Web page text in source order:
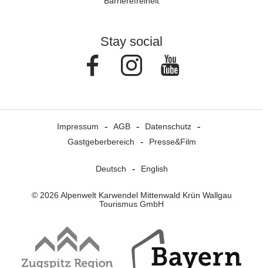
Stay social
FacebookInstagram
Impressum AGB
Datenschutz
Gastgeberbereich
Presse&Film
Deutsch English
© 2026 Alpenwelt Karwendel Mittenwald Krün Wallgau
Tourismus GmbH